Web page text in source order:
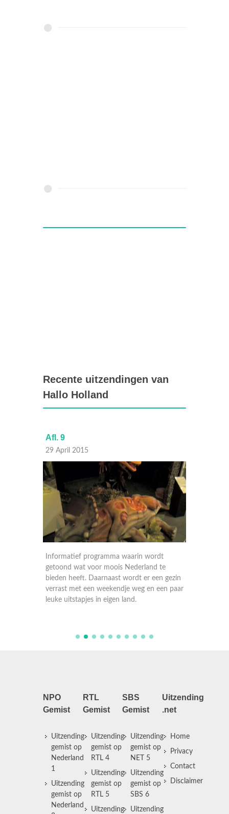
Recente uitzendingen van
Hallo Holland
Afl. 9
29 April 2015
Informatief programma waarin wordt
getoond wat voor moois Nederland te
bieden heeft. Daarnaast wordt er een gezin
verrast met een weekendje weg en een paar
leuke uitstapjes in eigen land.
NPO
Gemist
Uitzending
gemist op
Nederland
1
Uitzending
gemist op
Nederland
RTL
Gemist
Uitzending
gemist op
RTL 4
Uitzending
gemist op
RTL 5
Uitzending
SBS
Gemist
Uitzending
gemist op
NET 5
Uitzending
gemist op
SBS 6
Uitzending
Uitzending
.net
Home
Privacy
Contact
Disclaimer